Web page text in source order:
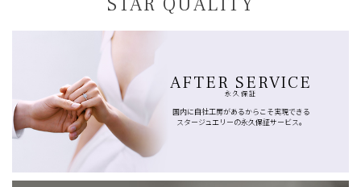
AFTER SERVICE
永久保証
国内に自社工房があるからこそ実現できる
スタージュエリーの永久保証サービス。